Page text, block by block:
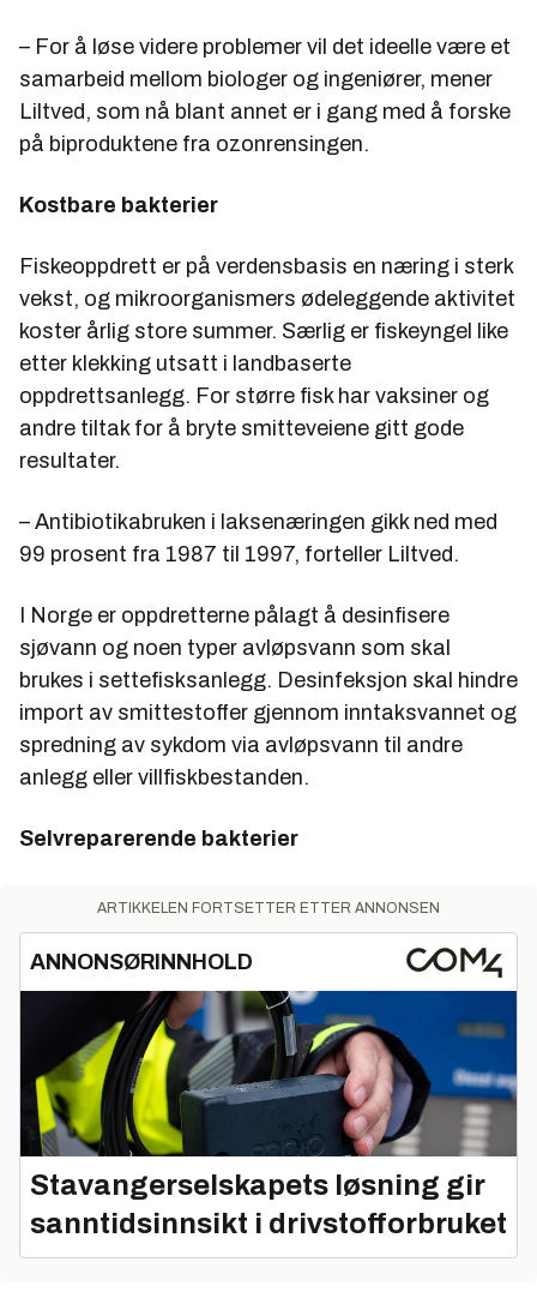
– For å løse videre problemer vil det ideelle være et
samarbeid mellom biologer og ingeniører, mener
Liltved, som nå blant annet er i gang med å forske
på biproduktene fra ozonrensingen.
Kostbare bakterier
Fiskeoppdrett er på verdensbasis en næring i sterk
vekst, og mikroorganismers ødeleggende aktivitet
koster årlig store summer. Særlig er fiskeyngel like
etter klekking utsatt i landbaserte
oppdrettsanlegg. For større fisk har vaksiner og
andre tiltak for å bryte smitteveiene gitt gode
resultater.
– Antibiotikabruken i laksenæringen gikk ned med
99 prosent fra 1987 til 1997, forteller Liltved.
I Norge er oppdretterne pålagt å desinfisere
sjøvann og noen typer avløpsvann som skal
brukes i settefisksanlegg. Desinfeksjon skal hindre
import av smittestoffer gjennom inntaksvannet og
spredning av sykdom via avløpsvann til andre
anlegg eller villfiskbestanden.
Selvreparerende bakterier
ARTIKKELEN FORTSETTER ETTER ANNONSEN
ANNONSØRINNHOLD
Stavangerselskapets løsning gir
sanntidsinnsikt i drivstofforbruket